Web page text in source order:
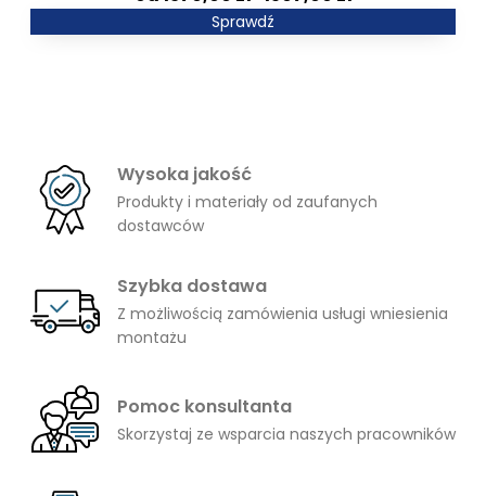
4949,00 złSprawdź
Wysoka jakość
Produkty i materiały od zaufanych
dostawców
Szybka dostawa
Z możliwością zamówienia usługi wniesienia
montażu
Pomoc konsultanta
Skorzystaj ze wsparcia naszych pracowników